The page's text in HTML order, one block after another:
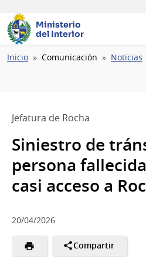
Ministerio
del Interior
Ruta
Inicio Comunicación Noticias
Jefatura de Rocha
Siniestro de
persona
casi acceso a
20/04/2026
Compartir